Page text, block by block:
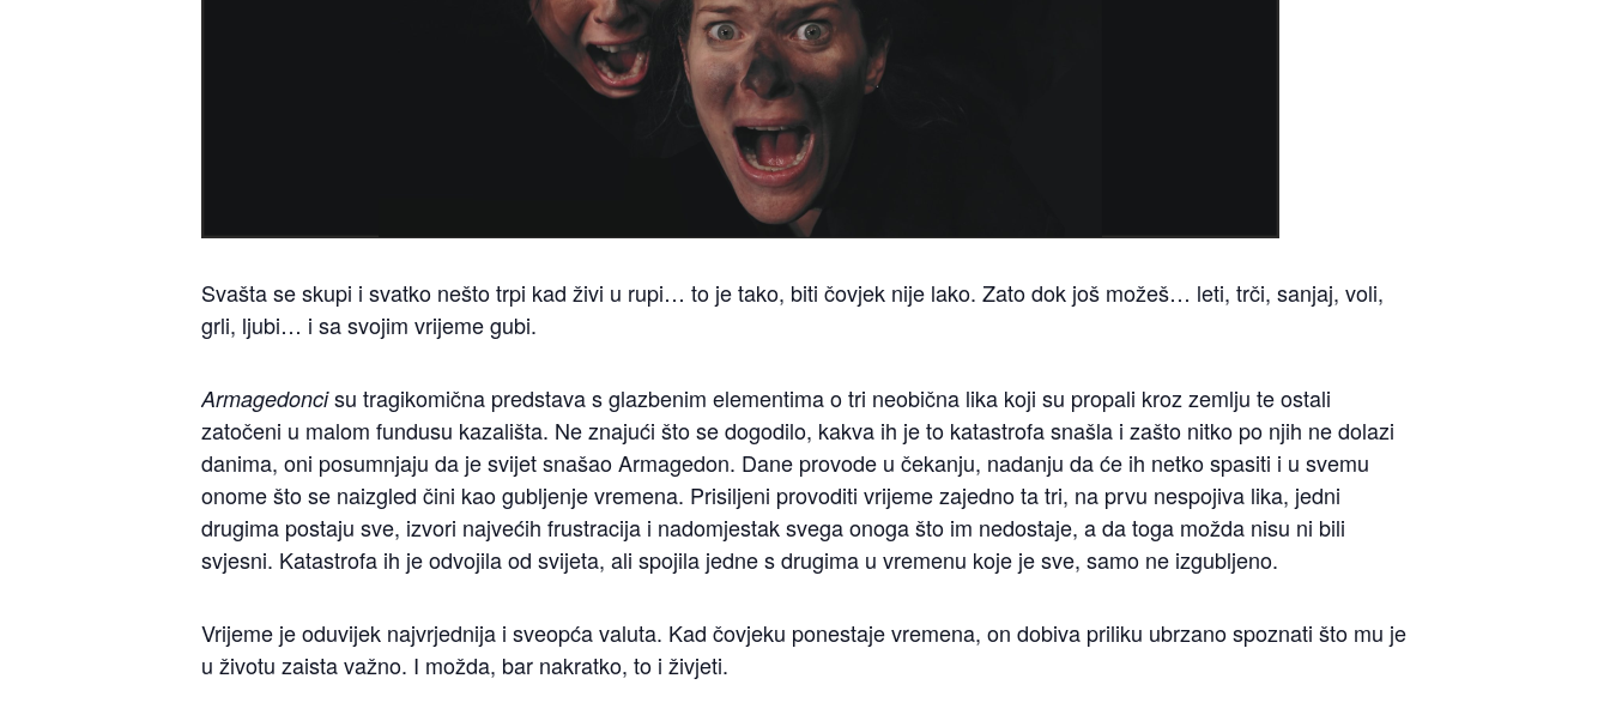
Svašta se skupi i svatko nešto trpi kad živi u rupi… to je tako, biti čovjek nije lako. Zato dok još možeš… leti, trči, sanjaj, voli,
grli, ljubi… i sa svojim vrijeme gubi.
Armagedoncisu tragikomična predstava s glazbenim elementima o tri neobična lika koji su propali kroz zemlju te ostali
zatočeni u malom fundusu kazališta. Ne znajući što se dogodilo, kakva ih je to katastrofa snašla i zašto nitko po njih ne dolazi
danima, oni posumnjaju da je svijet snašao Armagedon. Dane provode u čekanju, nadanju da će ih netko spasiti i u svemu
onome što se naizgled čini kao gubljenje vremena. Prisiljeni provoditi vrijeme zajedno ta tri, na prvu nespojiva lika, jedni
drugima postaju sve, izvori najvećih frustracija i nadomjestak svega onoga što im nedostaje, a da toga možda nisu ni bili
svjesni. Katastrofa ih je odvojila od svijeta, ali spojila jedne s drugima u vremenu koje je sve, samo ne izgubljeno.
Vrijeme je oduvijek najvrjednija i sveopća valuta. Kad čovjeku ponestaje vremena, on dobiva priliku ubrzano spoznati što mu je
u životu zaista važno. I možda, bar nakratko, to i živjeti.